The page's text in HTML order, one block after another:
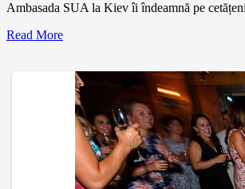
Ambasada SUA la Kiev îi îndeamnă pe
Read More